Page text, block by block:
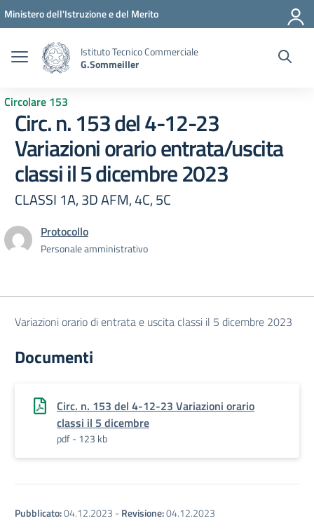
Vai ai contenuti
Vai al menu di navigazione
Vai al footer
Ministero dell'Istruzione e del Merito
Istituto Tecnico Commerciale
G.Sommeiller
Circolare 153
Circ. n. 153 del 4-12-23
Variazioni orario entrata/uscita
classi il 5 dicembre 2023
CLASSI 1A, 3D AFM, 4C, 5C
Protocollo
Personale amministrativo
Variazioni orario di entrata e uscita classi il 5 dicembre 2023
Documenti
Circ. n. 153 del 4-12-23 Variazioni orario
classi il 5 dicembre
pdf - 123 kb
Pubblicato:04.12.2023 -Revisione:04.12.2023